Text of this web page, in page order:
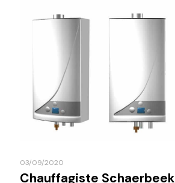
03/09/2020
Chauffagiste Schaerbeek